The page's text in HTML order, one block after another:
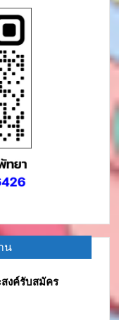
น
สงค์รับสมัคร